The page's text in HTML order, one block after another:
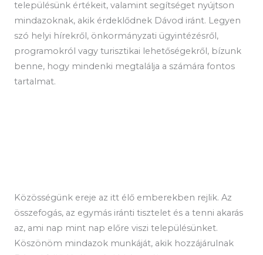
településünk értékeit, valamint segítséget nyújtson
mindazoknak, akik érdeklődnek Dávod iránt. Legyen
szó helyi hírekről, önkormányzati ügyintézésről,
programokról vagy turisztikai lehetőségekről, bízunk
benne, hogy mindenki megtalálja a számára fontos
tartalmat.
Közösségünk ereje az itt élő emberekben rejlik. Az
összefogás, az egymás iránti tisztelet és a tenni akarás
az, ami nap mint nap előre viszi településünket.
Köszönöm mindazok munkáját, akik hozzájárulnak